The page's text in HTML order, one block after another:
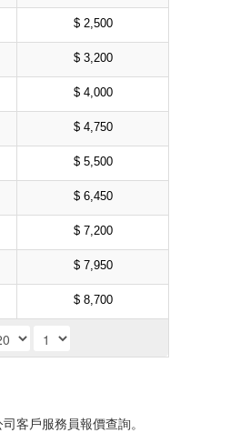
$ 2,500
$ 3,200
$ 4,000
$ 4,750
$ 5,500
$ 6,450
$ 7,200
$ 7,950
$ 8,700
客戶服務員報價查詢。